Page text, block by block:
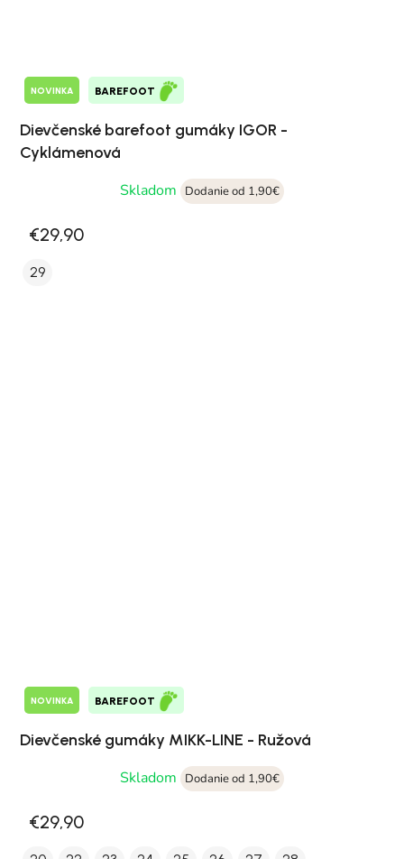
NOVINKA BAREFOOT
Dievčenské barefoot gumáky IGOR -
Cyklámenová
Skladom
Dodanie od 1,90€
€29,90
29
NOVINKA BAREFOOT
Dievčenské gumáky MIKK-LINE - Ružová
Skladom
Dodanie od 1,90€
€29,90